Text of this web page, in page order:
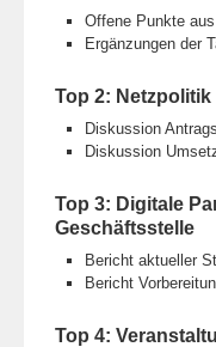
Offene Punkte
Ergänzungen der
Top 2:
Diskussion
Diskussion
Top 3: Digitale
Geschäftsstelle
Bericht aktueller
Bericht
Top 4: